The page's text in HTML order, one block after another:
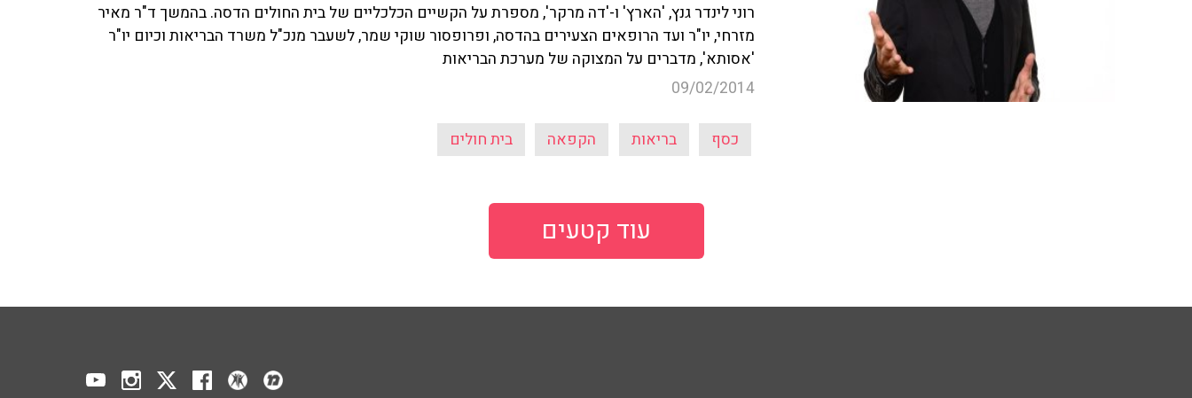
רוני לינדר גנץ, 'הארץ' ו-'דה מרקר', מספרת על הקשיים הכלכליים של בית החולים הדסה. בהמשך ד"ר מאיר
מזרחי, יו"ר ועד הרופאים הצעירים בהדסה, ופרופסור שוקי שמר, לשעבר מנכ"ל משרד הבריאות וכיום יו"ר
'אסותא', מדברים על המצוקה של מערכת הבריאות
09/02/2014
כסף בריאות הקפאה בית חולים
עוד קטעים